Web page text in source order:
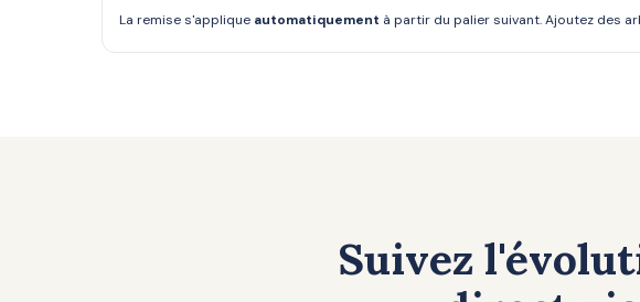
La remise s'applique automatiquement à partir du palier suivant. Ajoutez des
Suivez